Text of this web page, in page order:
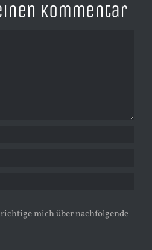
Kommentar
mich über nachfolgende